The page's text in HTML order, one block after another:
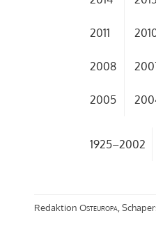
2011
2008
2005
1925–2002
Redaktion Osteuropa,